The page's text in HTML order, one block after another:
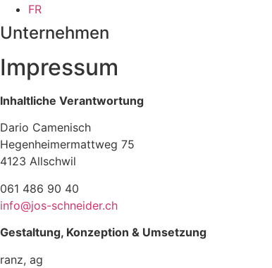
FR
Unternehmen
Impressum
Inhaltliche Verantwortung
Dario Camenisch
Hegenheimermattweg 75
4123 Allschwil
061 486 90 40
info@jos-schneider.ch
Gestaltung, Konzeption & Umsetzung
ranz, ag